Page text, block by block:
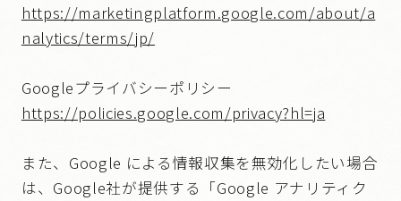
https://marketingplatform.google.com/about/a
nalytics/terms/jp/
Googleプライバシーポリシー
https://policies.google.com/privacy?hl=ja
また、Google による情報収集を無効化したい場合
は、Google社が提供する「Google アナリティク